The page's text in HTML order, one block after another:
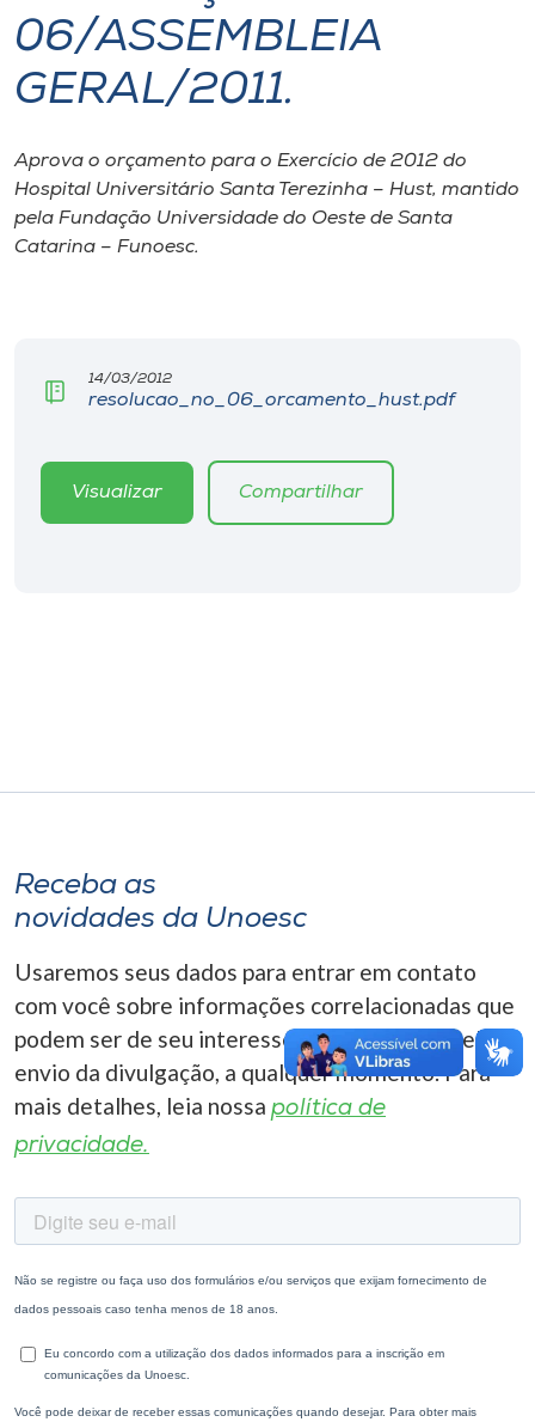
I.nova
Cultura
Editora
Rádio
A+
A-
06/ASSEMBLEIA
GERAL/2011.
Aprova o orçamento para o Exercício de 2012 do
Hospital Universitário Santa Terezinha – Hust, mantido
pela Fundação Universidade do Oeste de Santa
Catarina – Funoesc.
14/03/2012
resolucao_no_06_orcamento_hust.pdf
Visualizar Compartilhar
Receba as
novidades da Unoesc
Usaremos seus dados para entrar em contato
com você sobre informações correlacionadas que
podem ser de seu interesse. Você pode cancelar o
envio da divulgação, a qualquer momento. Para
mais detalhes, leia nossa política de
privacidade.